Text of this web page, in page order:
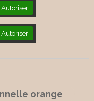
Autoriser
Autoriser
orange